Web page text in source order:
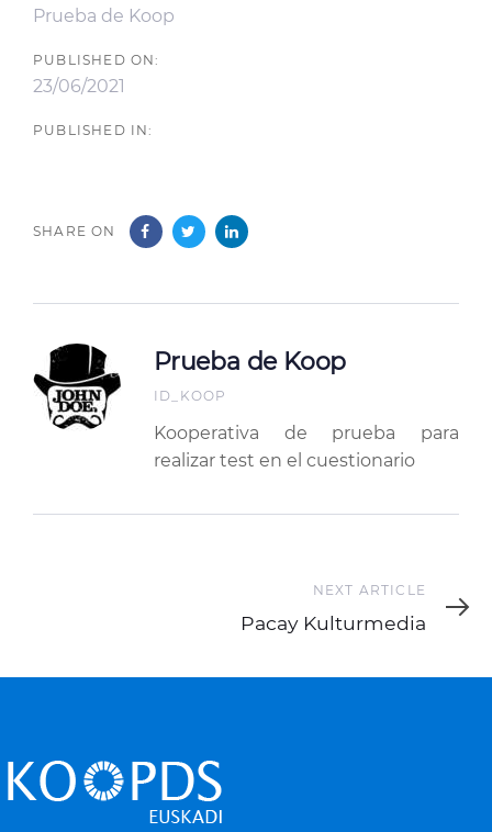
Prueba de Koop
PUBLISHED ON:
23/06/2021
PUBLISHED IN:
SHARE ON
Prueba de Koop
ID_KOOP
Kooperativa de prueba para
realizar test en el cuestionario
Article
NEXT ARTICLE
Pacay Kulturmedia